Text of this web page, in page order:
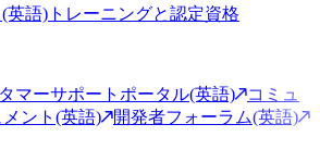
英語) トレーニングと認定資格
マーサポートポータル(英語)
コミュ
メント(英語)
開発者フォーラム(英語)